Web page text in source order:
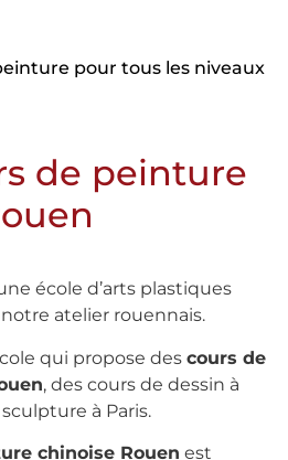
pour tous les niveaux
de peinture
école d’arts plastiques
atelier rouennais.
qui propose des cours de
, des cours de dessin à
à Paris.
chinoise Rouen est